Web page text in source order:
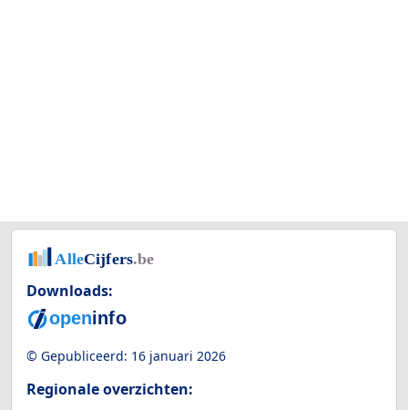
Downloads:
© Gepubliceerd: 16 januari 2026
Regionale overzichten: